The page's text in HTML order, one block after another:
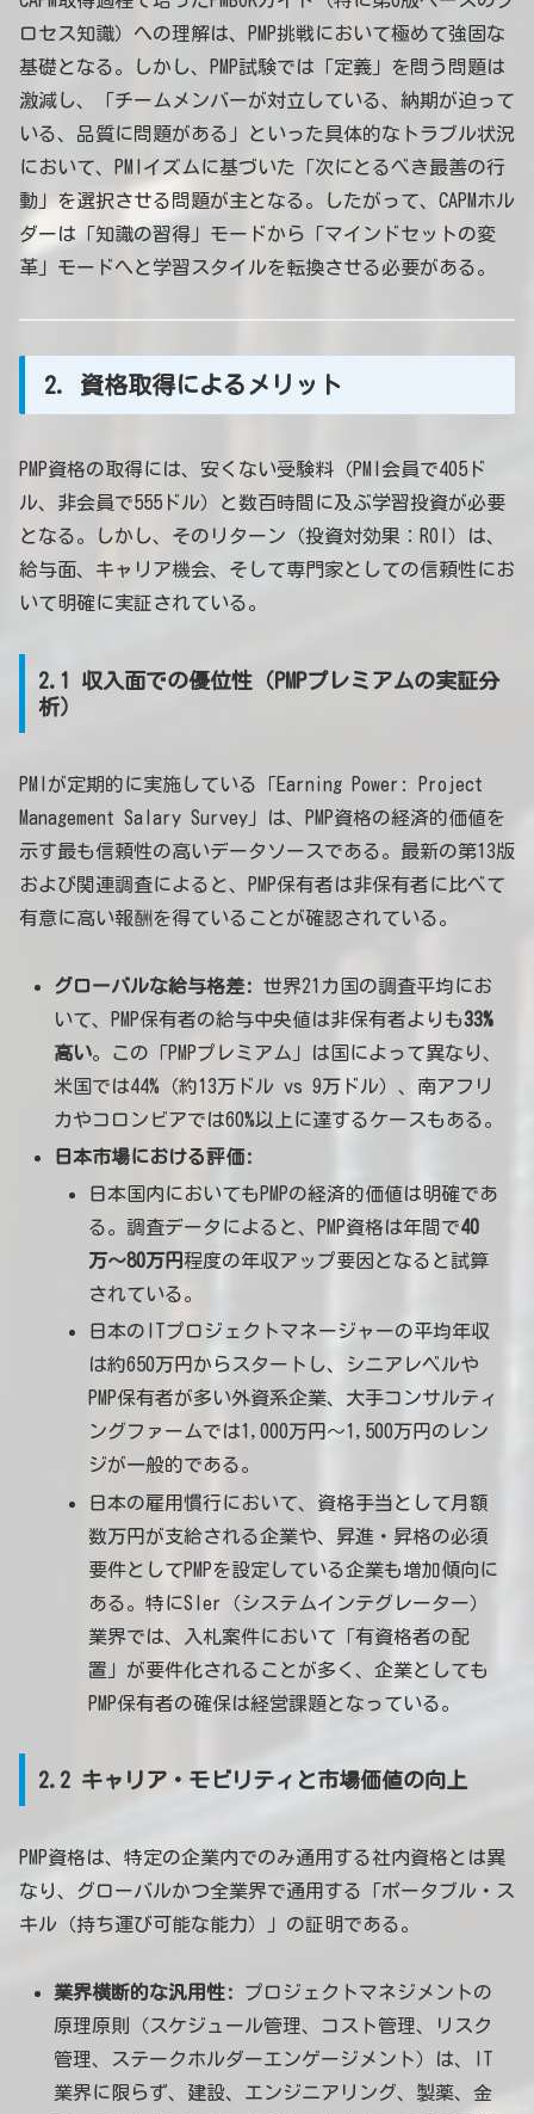
ロセス知識）への理解は、PMP挑戦において極めて強固な
基礎となる。しかし、PMP試験では「定義」を問う問題は
激減し、「チームメンバーが対立している、納期が迫って
いる、品質に問題がある」といった具体的なトラブル状況
において、PMIイズムに基づいた「次にとるべき最善の行
動」を選択させる問題が主となる。したがって、CAPMホル
ダーは「知識の習得」モードから「マインドセットの変
革」モードへと学習スタイルを転換させる必要がある。
2. 資格取得によるメリット
PMP資格の取得には、安くない受験料（PMI会員で405ド
ル、非会員で555ドル）と数百時間に及ぶ学習投資が必要
となる。しかし、そのリターン（投資対効果：ROI）は、
給与面、キャリア機会、そして専門家としての信頼性にお
いて明確に実証されている。
2.1 収入面での優位性（PMPプレミアムの実証分
析）
PMIが定期的に実施している「Earning Power: Project
Management Salary Survey」は、PMP資格の経済的価値を
示す最も信頼性の高いデータソースである。最新の第13版
および関連調査によると、PMP保有者は非保有者に比べて
有意に高い報酬を得ていることが確認されている。
グローバルな給与格差:
世界21カ国の調査平均にお
いて、PMP保有者の給与中央値は非保有者よりも33%
高い。この「PMPプレミアム」は国によって異なり、
米国では44%（約13万ドル vs 9万ドル）、南アフリ
カやコロンビアでは60%以上に達するケースもある。
日本市場における評価:
日本国内においてもPMPの経済的価値は明確であ
る。調査データによると、PMP資格は年間で40
万〜80万円程度の年収アップ要因となると試算
されている。
日本のITプロジェクトマネージャーの平均年収
は約650万円からスタートし、シニアレベルや
PMP保有者が多い外資系企業、大手コンサルティ
ングファームでは1,000万円〜1,500万円のレン
ジが一般的である。
日本の雇用慣行において、資格手当として月額
数万円が支給される企業や、昇進・昇格の必須
要件としてPMPを設定している企業も増加傾向に
ある。特にSIer（システムインテグレーター）
業界では、入札案件において「有資格者の配
置」が要件化されることが多く、企業としても
PMP保有者の確保は経営課題となっている。
2.2 キャリア・モビリティと市場価値の向上
PMP資格は、特定の企業内でのみ通用する社内資格とは異
なり、グローバルかつ全業界で通用する「ポータブル・ス
キル（持ち運び可能な能力）」の証明である。
業界横断的な汎用性:
プロジェクトマネジメントの
原理原則（スケジュール管理、コスト管理、リスク
管理、ステークホルダーエンゲージメント）は、IT
業界に限らず、建設、エンジニアリング、製薬、金